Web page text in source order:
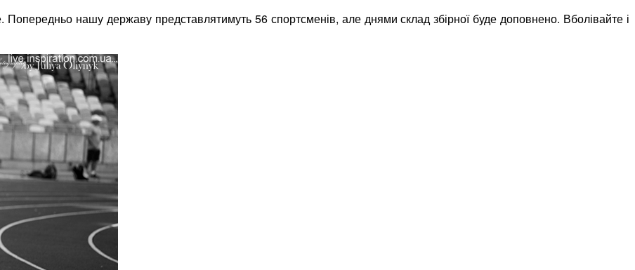
Попередньо нашу державу представлятимуть 56 спортсменів, але днями склад збірної буде доповнено. Вболівайте і